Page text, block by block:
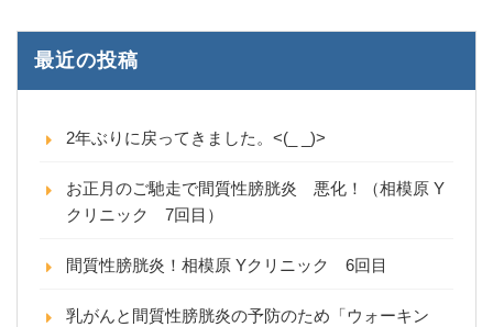
最近の投稿
2年ぶりに戻ってきました。<(_ _)>
お正月のご馳走で間質性膀胱炎 悪化！（相模原 Y
クリニック 7回目）
間質性膀胱炎！相模原 Yクリニック 6回目
乳がんと間質性膀胱炎の予防のため「ウォーキン